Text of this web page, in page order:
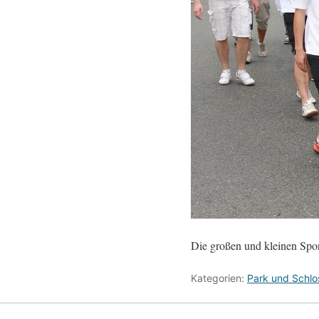
Die großen und kleinen
Kategorien: Park und